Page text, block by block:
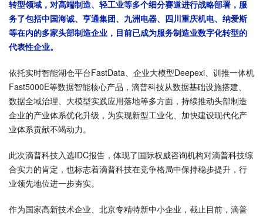
转型领域，对高端制造、轻工业等多个细分赛道进行战略部署，服
务了包括中国海诚、亨通集团、九洲电器、四川重庆机电、纳爱斯
等在内的多家头部制造企业，目前已成为服务制造业数字化转型的
代表性企业。
依托实时智能湖仓平台FastData、企业大模型Deepexi、训推一体机
Fast5000E等数据智能核心产品，滴普科技从数据基础设施搭建、
数据全域治理、大模型实践应用落地等多方面，持续推动头部制造
企业的产业体系优化升级，为实现新型工业化、加快建设现代化产
业体系贡献不竭动力。
此次滴普科技入选IDC报告，体现了国际权威咨询机构对滴普科技综
合实力的肯定，也标志着滴普科技在竞争格局中保持稳步提升，行
业领先地位进一步夯实。
作为国家高新技术企业、北京专精特新中小企业，截止目前，滴普